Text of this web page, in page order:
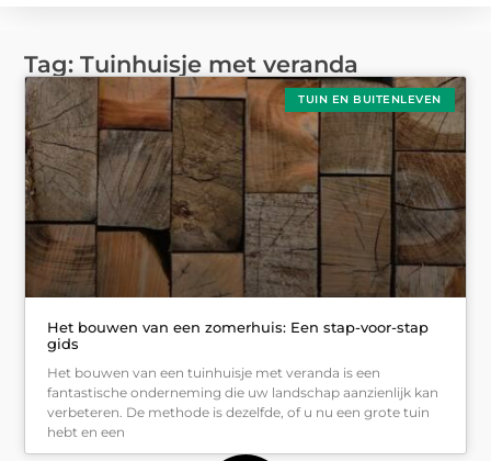
Tag: Tuinhuisje met veranda
TUIN EN BUITENLEVEN
Het bouwen van een zomerhuis: Een stap-voor-stap
gids
Het bouwen van een tuinhuisje met veranda is een
fantastische onderneming die uw landschap aanzienlijk kan
verbeteren. De methode is dezelfde, of u nu een grote tuin
hebt en een